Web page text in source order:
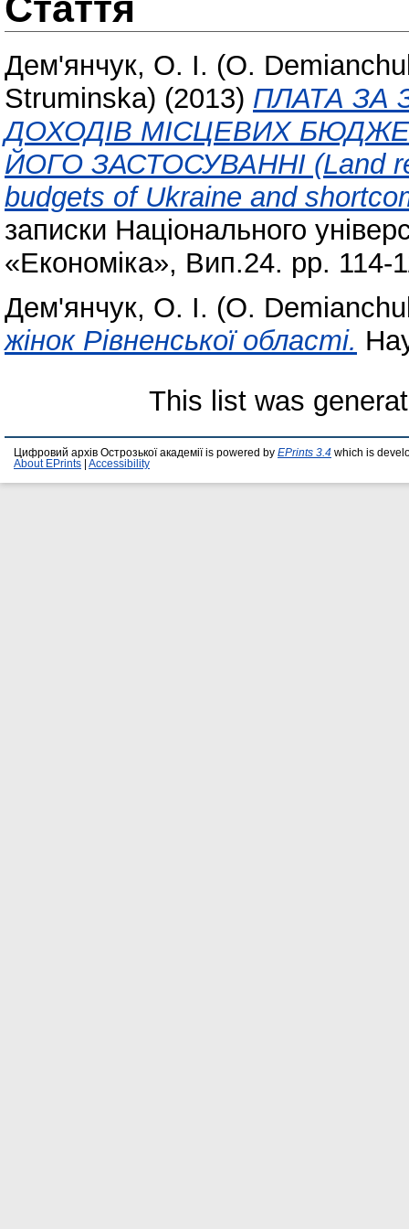
Дем'янчук, О. І. (O.
Struminska) (2013) ПЛАТА
ДОХОДІВ МІСЦЕВИХ
ЙОГО ЗАСТОСУВАННІ (Land
budgets of Ukraine and
записки Національного
«Економіка», Вип.24. pp. 114-
Дем'янчук, О. І. (O.
жінок Рівненської області.
This list was
Цифровий архів Острозької академії is powered by EPrints 3.4 which is
About EPrints
Accessibility